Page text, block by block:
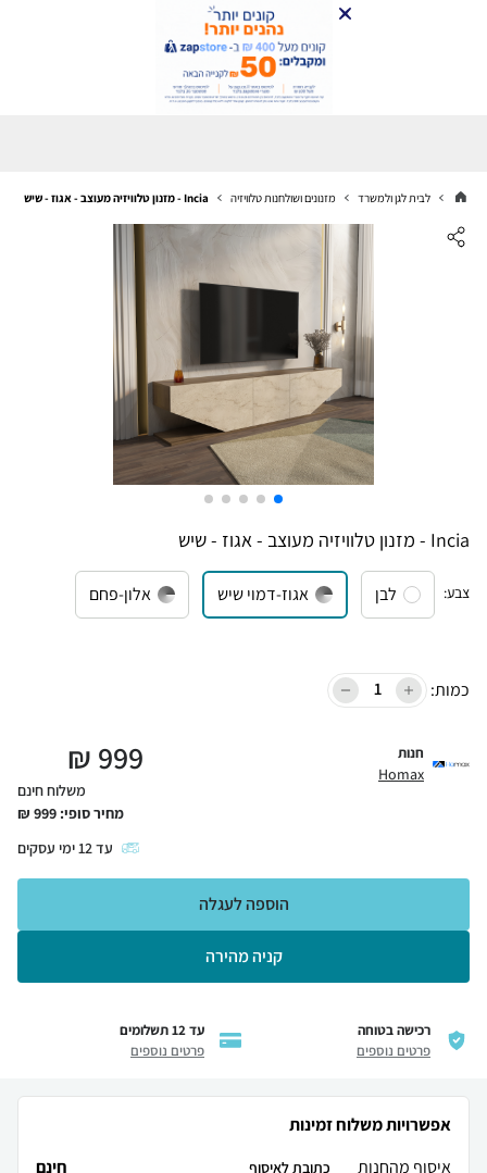
לבית לגן ולמשרד מזנונים ושולחנות טלוויזיה Incia - מזנון טלוויזיה מעוצב - אגוז - שיש
Incia - מזנון טלוויזיה מעוצב - אגוז - שיש
צבע: לבן אגוז-דמוי שיש אלון-פחם
כמות:
חנות
Homax
999
₪
משלוח חינם
מחיר סופי: 999
₪
עד 12 ימי עסקים
קניה מהירה
הוספה לעגלה
רכישה בטוחה
פרטים נוספים
עד 12 תשלומים
פרטים נוספים
אפשרויות משלוח זמינות
איסוף מהחנות
חינם כתובת לאיסוף